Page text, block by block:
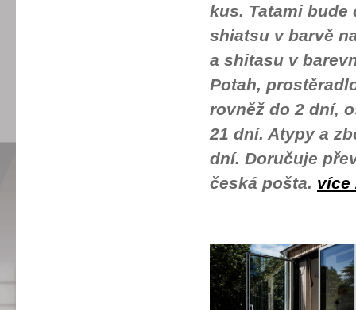
kus. Tatami
shiatsu v barvě
a shitasu v
Potah,
rovněž do 2 dní,
21 dní. Atypy a
dní. Doručuje
česká pošta. více